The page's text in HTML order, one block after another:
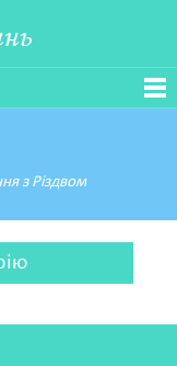
з Різдвом